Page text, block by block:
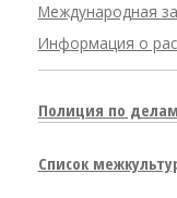
Международная
Информация о
Полиция по
Список